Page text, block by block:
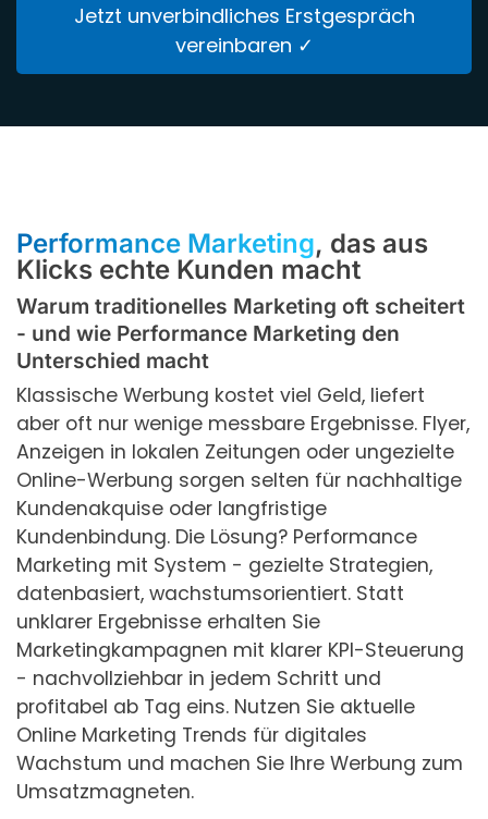
Jetzt unverbindliches Erstgespräch
vereinbaren ✓
Performance Marketing, das aus
Klicks echte Kunden macht
Warum traditionelles Marketing oft scheitert
- und wie Performance Marketing den
Unterschied macht
Klassische Werbung kostet viel Geld, liefert
aber oft nur wenige messbare Ergebnisse. Flyer,
Anzeigen in lokalen Zeitungen oder ungezielte
Online-Werbung sorgen selten für nachhaltige
Kundenakquise oder langfristige
Kundenbindung. Die Lösung? Performance
Marketing mit System - gezielte Strategien,
datenbasiert, wachstumsorientiert. Statt
unklarer Ergebnisse erhalten Sie
Marketingkampagnen mit klarer KPI-Steuerung
- nachvollziehbar in jedem Schritt und
profitabel ab Tag eins. Nutzen Sie aktuelle
Online Marketing Trends für digitales
Wachstum und machen Sie Ihre Werbung zum
Umsatzmagneten.